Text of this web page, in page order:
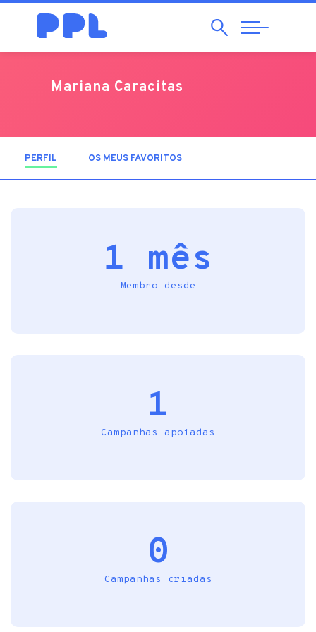
Pesquisar
Abrir
Navegação
Mariana Caracitas
PERFIL (SEPARADOR ATIVO)
OS MEUS FAVORITOS
1 mês
Membro desde
1
Campanhas apoiadas
0
Campanhas criadas